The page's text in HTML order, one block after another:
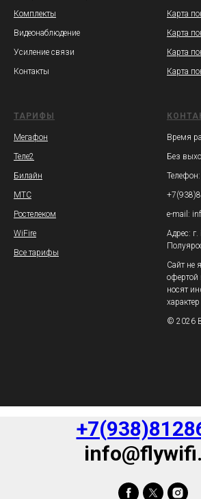
Комплекты
Видеонаблюдение
Усиление связи
Контакты
Карта
Карта
Карта
Карта
ТАРИФЫ
Мегафон
Теле2
Билайн
МТС
Ростелеком
WiFire
Все тарифы
Время
Без
Телефон:
e-mail:
Адрес:
Сайт не
офертой
носят
характер
© 2026